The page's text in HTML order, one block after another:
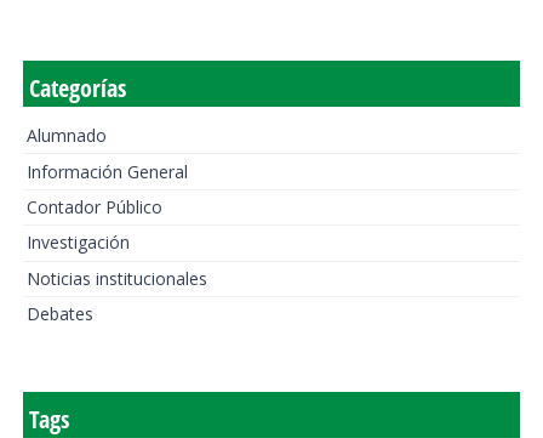
Categorías
Alumnado
Información General
Contador Público
Investigación
Noticias institucionales
Debates
Tags